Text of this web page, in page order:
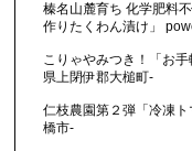
榛名山麓育ち 化学肥料
作りたくわん漬け」
こりゃやみつき！「お
県上閉伊郡大槌町-
仁枝農園第２弾「冷凍
橋市-